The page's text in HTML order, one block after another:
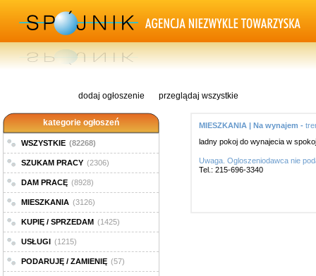
dodaj ogłoszenie przeglądaj wszystkie
kategorie ogłoszeń
WSZYSTKIE (82268)
SZUKAM PRACY (2306)
DAM PRACĘ (8928)
MIESZKANIA (3126)
KUPIĘ / SPRZEDAM (1425)
USŁUGI (1215)
PODARUJĘ / ZAMIENIĘ (57)
MIESZKANIA | Na wynajem -
ladny pokoj do wynajecia w
Uwaga. Ogloszeniodawca nie
Tel.: 215-696-3340